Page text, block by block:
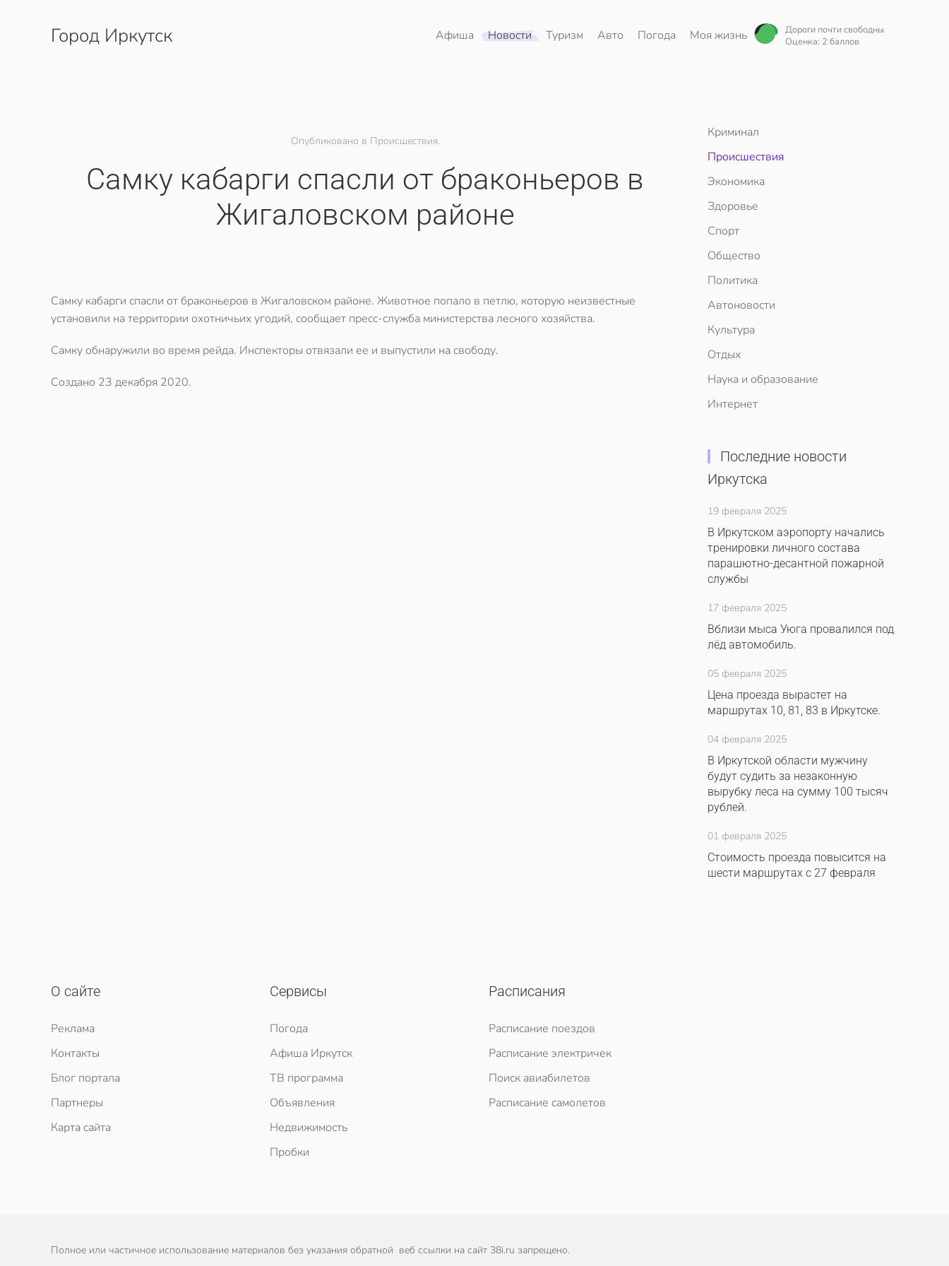
Перейти к содержимому
Город Иркутск Афиша Новости Туризм Авто Погода Моя жизнь
Дороги почти свободны
Оценка: 2 баллов
Опубликовано в Происшествия.
​Самку кабарги спасли от браконьеров в
Жигаловском районе
Самку кабарги спасли от браконьеров в Жигаловском районе. Животное попало в петлю, которую неизвестные
установили на территории охотничьих угодий, сообщает пресс-служба министерства лесного хозяйства.
Самку обнаружили во время рейда. Инспекторы отвязали ее и выпустили на свободу.
Создано 23 декабря 2020.
Криминал
Происшествия
Экономика
Здоровье
Спорт
Общество
Политика
Автоновости
Культура
Отдых
Наука и образование
Интернет
Последние новости
Иркутска
19 февраля 2025
В Иркутском аэропорту начались
тренировки личного состава
парашютно-десантной пожарной
службы
17 февраля 2025
Вблизи мыса Уюга провалился под
лёд автомобиль.
05 февраля 2025
Цена проезда вырастет на
маршрутах 10, 81, 83 в Иркутске.
04 февраля 2025
В Иркутской области мужчину
будут судить за незаконную
вырубку леса на сумму 100 тысяч
рублей.
01 февраля 2025
Стоимость проезда повысится на
шести маршрутах с 27 февраля
О сайте
Реклама
Контакты
Блог портала
Партнеры
Карта сайта
Сервисы
Погода
Афиша Иркутск
ТВ программа
Объявления
Недвижимость
Пробки
Расписания
Расписание поездов
Расписание электричек
Поиск авиабилетов
Расписание самолетов
Полное или частичное использование материалов без указания обратной веб ссылки на сайт 38i.ru запрещено.